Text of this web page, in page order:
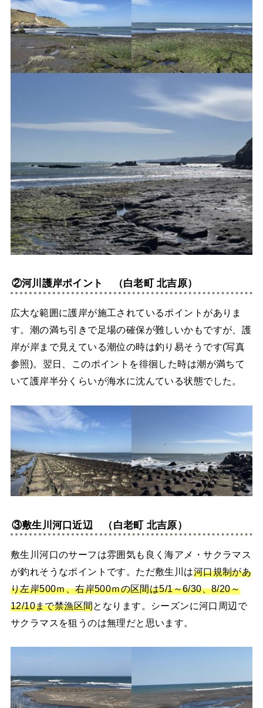
②河川護岸ポイント （白老町 北吉原）
広大な範囲に護岸が施工されているポイントがありま
す。潮の満ち引きで足場の確保が難しいかもですが、護
岸が岸まで見えている潮位の時は釣り易そうです(写真
参照)。翌日、このポイントを徘徊した時は潮が満ちて
いて護岸半分くらいが海水に沈んている状態でした。
③敷生川河口近辺 （白老町 北吉原）
敷生川河口のサーフは雰囲気も良く海アメ・サクラマス
が釣れそうなポイントです。ただ敷生川は河口規制があ
り左岸500ｍ、右岸500ｍの区間は5/1～6/30、8/20～
12/10まで禁漁区間となります。シーズンに河口周辺で
サクラマスを狙うのは無理だと思います。